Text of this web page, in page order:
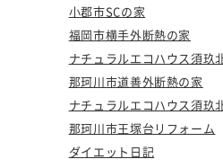
小郡市SCの家
福岡市横手外断熱の家
ナチュラルエコハウス須玖
那珂川市道善外断熱の家
ナチュラルエコハウス須玖
那珂川市王塚台リフォーム
ダイエット日記